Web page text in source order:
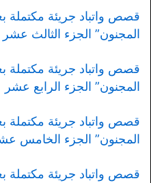
قصص واتباد جريئة مكتملة
المجنون” الجزء الثالث عشر
قصص واتباد جريئة مكتملة
المجنون” الجزء الرابع عشر
قصص واتباد جريئة مكتملة
المجنون” الجزء الخامس
قصص واتباد جريئة مكتملة